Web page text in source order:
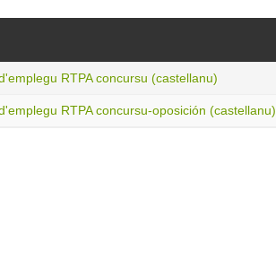
RTPA concursu (castellanu)
RTPA concursu-oposición (castellanu)